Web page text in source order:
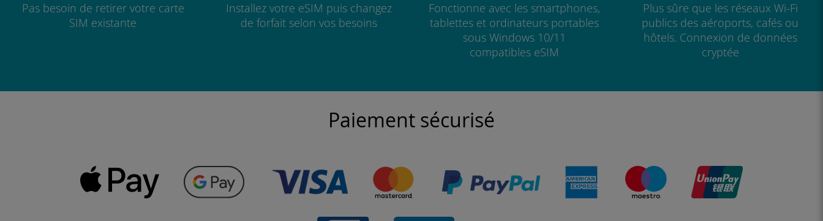
Pas besoin de retirer votre carte
SIM existante
Installez votre eSIM puis changez
de forfait selon vos besoins
Fonctionne avec les smartphones,
tablettes et ordinateurs portables
sous Windows 10/11
compatibles eSIM
Plus sûre que les réseaux Wi-Fi
publics des aéroports, cafés ou
hôtels. Connexion de données
cryptée
Paiement sécurisé